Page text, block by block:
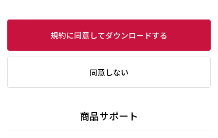
規約に同意してダウンロードする
同意しない
商品サポート